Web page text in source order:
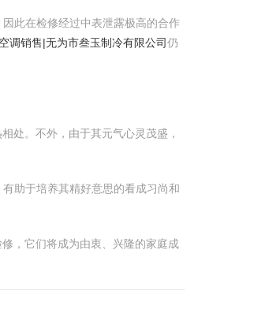
此在检修经过中表泄露极高的合作
调销售|无为市叁玉制冷有限公司仍
处。不外，由于其元气心灵茂盛，
助于培养其精好意思的看成习尚和
，它们将成为由衷、兴隆的家庭成